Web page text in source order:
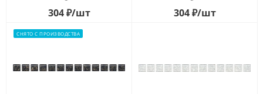
304₽/шт 304₽/шт
СНЯТО С ПРОИЗВОДСТВА